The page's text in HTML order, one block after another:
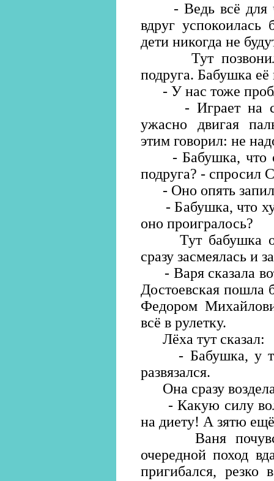
- Ведь всё для
вдруг
дети никогда не
Тут позвонила
подруга. Бабушка
- У нас тоже
- Играет на
ужасно двигая
этим говорил: не
- Бабушка, что
подруга? - спросил
- Оно опять
- Бабушка, что
оно проигралось?
Тут бабушка
сразу засмеялась и
- Варя сказала
Достоевская пошла
Федором
всё в рулетку.
Лёха тут сказал:
- Бабушка, у
развязался.
Она сразу
- Какую силу
на диету! А зятю
Ваня
очередной поход
пригибался, резко